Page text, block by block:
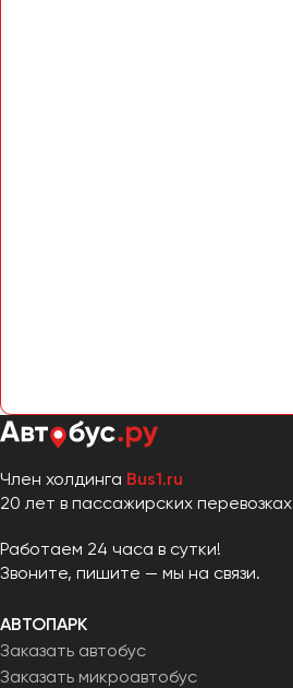
Член холдинга Bus1.ru
20 лет в пассажирских перевозках
Работаем 24 часа в сутки!
Звоните, пишите — мы на связи.
АВТОПАРК
Заказать автобус
Заказать микроавтобус